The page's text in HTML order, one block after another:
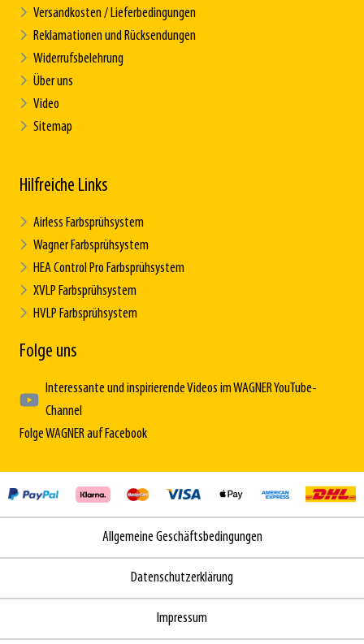
Versandkosten / Lieferbedingungen
Reklamationen und Rücksendungen
Widerrufsbelehrung
Über uns
Video
Sitemap
Hilfreiche Links
Airless Farbsprühsystem
Wagner Farbsprühsystem
HEA Control Pro Farbsprühsystem
XVLP Farbsprühsystem
HVLP Farbsprühsystem
Folge uns
Interessante und inspirierende Videos im WAGNER YouTube-
Channel
Folge WAGNER auf Facebook
Allgemeine Geschäftsbedingungen
Datenschutzerklärung
Impressum